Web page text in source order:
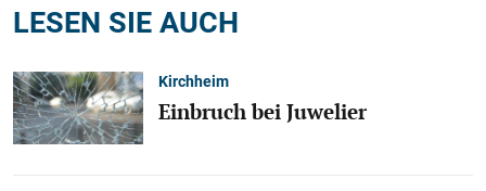
LESEN SIE AUCH
Kirchheim
Einbruch bei Juwelier